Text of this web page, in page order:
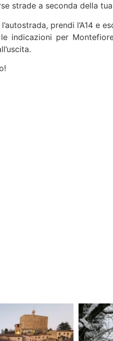
strade a seconda della
prendi l’A14 e
indicazioni per